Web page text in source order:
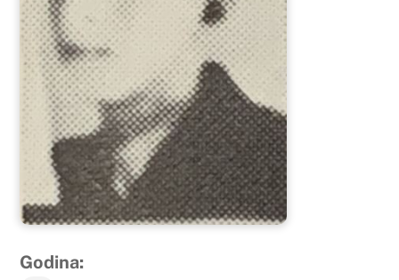
Godina: